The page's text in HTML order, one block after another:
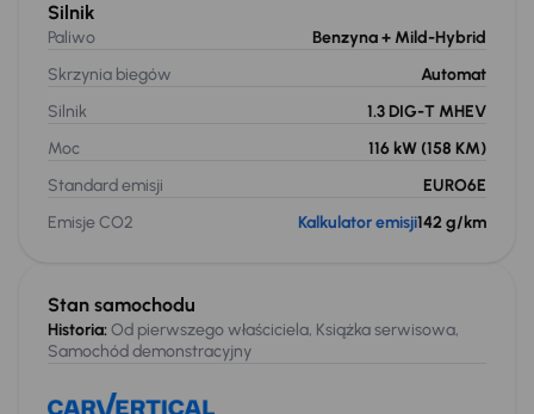
Stan samochodu
Historia:Od pierwszego właściciela, Książka serwisowa,
Samochód demonstracyjny
Silnik
Paliwo Benzyna+ Mild-Hybrid
Skrzynia biegów
Automat
Silnik
1.3 DIG-T MHEV
Moc
116 kW (158 KM)
Standard emisji
EURO6E
Emisje CO2
Kalkulator emisji142 g/km